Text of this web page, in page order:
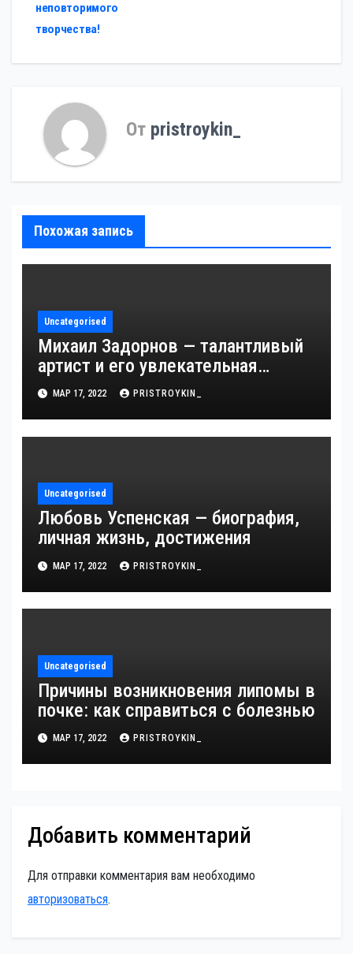
неповторимого
творчества!
От pristroykin_
Похожая запись
Uncategorised
Михаил Задорнов — талантливый
артист и его увлекательная
биография — выдающиеся
достижения, известность и
интересные факты из личной
МАР 17, 2022 PRISTROYKIN_
Uncategorised
Любовь Успенская — биография,
личная жизнь, достижения
МАР 17, 2022 PRISTROYKIN_
Uncategorised
Причины возникновения липомы в
почке: как справиться с болезнью
МАР 17, 2022 PRISTROYKIN_
Добавить комментарий
Для отправки комментария вам необходимо
авторизоваться.